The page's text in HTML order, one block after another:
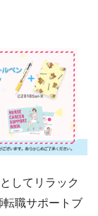
してリラック
職サポートブ